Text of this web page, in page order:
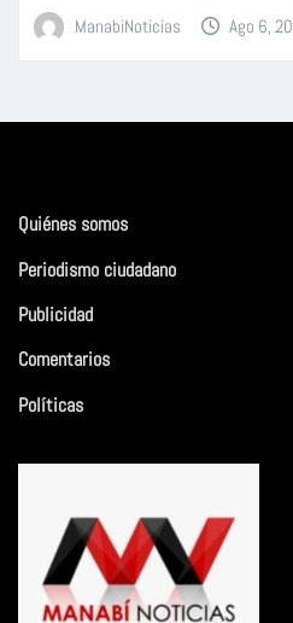
ManabiNoticias Ago 6,
Quiénes somos
Periodismo ciudadano
Publicidad
Comentarios
Políticas